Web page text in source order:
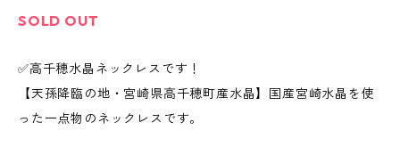
SOLD OUT
✅高千穂水晶ネックレスです！
【天孫降臨の地・宮崎県高千穂町産水晶】国産宮崎水晶を使
った一点物のネックレスです。